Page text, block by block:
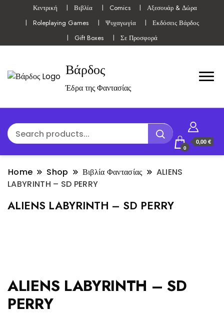
Κεντρική Βιβλία Comics
Αξεσουάρ & Δώρα
Roleplaying Games
Ψυχαγωγία
Εκδόσεις Βάρδος
Gift Boxes
Σε Προσφορά
Βάρδος
Έδρα της Φαντασίας
0
0,00 €
Home Shop Βιβλία Φαντασίας
ALIENS
LABYRINTH – SD PERRY
ALIENS LABYRINTH – SD PERRY
ALIENS LABYRINTH – SD
PERRY